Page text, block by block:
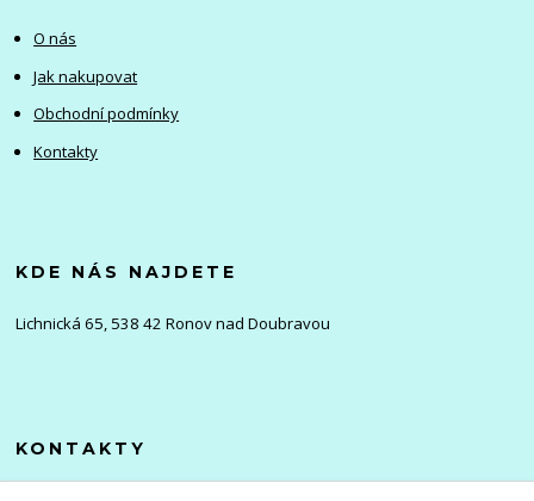
O nás
Jak nakupovat
Obchodní podmínky
Kontakty
KDE NÁS NAJDETE
Lichnická 65, 538 42 Ronov nad Doubravou
KONTAKTY